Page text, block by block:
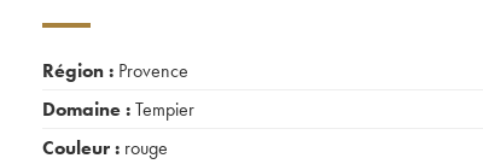
Région : Provence
Domaine :Tempier
Couleur : rouge